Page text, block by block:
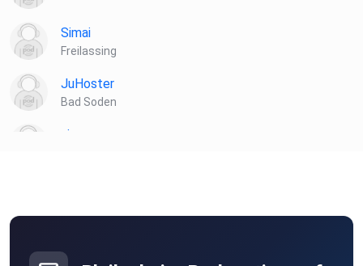
Simai
Freilassing
JuHoster
Bad Soden
vivo